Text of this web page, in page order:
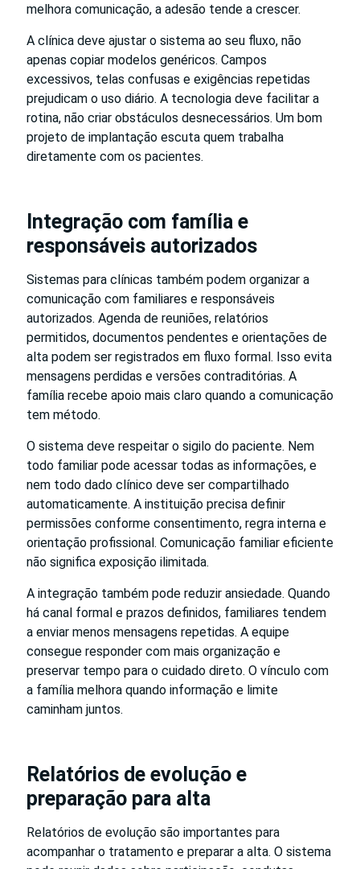
melhora comunicação, a adesão tende a crescer.
A clínica deve ajustar o sistema ao seu fluxo, não
apenas copiar modelos genéricos. Campos
excessivos, telas confusas e exigências repetidas
prejudicam o uso diário. A tecnologia deve facilitar a
rotina, não criar obstáculos desnecessários. Um bom
projeto de implantação escuta quem trabalha
diretamente com os pacientes.
Integração com família e
responsáveis autorizados
Sistemas para clínicas também podem organizar a
comunicação com familiares e responsáveis
autorizados. Agenda de reuniões, relatórios
permitidos, documentos pendentes e orientações de
alta podem ser registrados em fluxo formal. Isso evita
mensagens perdidas e versões contraditórias. A
família recebe apoio mais claro quando a comunicação
tem método.
O sistema deve respeitar o sigilo do paciente. Nem
todo familiar pode acessar todas as informações, e
nem todo dado clínico deve ser compartilhado
automaticamente. A instituição precisa definir
permissões conforme consentimento, regra interna e
orientação profissional. Comunicação familiar eficiente
não significa exposição ilimitada.
A integração também pode reduzir ansiedade. Quando
há canal formal e prazos definidos, familiares tendem
a enviar menos mensagens repetidas. A equipe
consegue responder com mais organização e
preservar tempo para o cuidado direto. O vínculo com
a família melhora quando informação e limite
caminham juntos.
Relatórios de evolução e
preparação para alta
Relatórios de evolução são importantes para
acompanhar o tratamento e preparar a alta. O sistema